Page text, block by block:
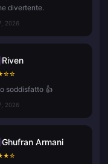
divertente.
2026
Riven
☆☆
soddisfatto 👍
2026
Ghufran Armani
★☆